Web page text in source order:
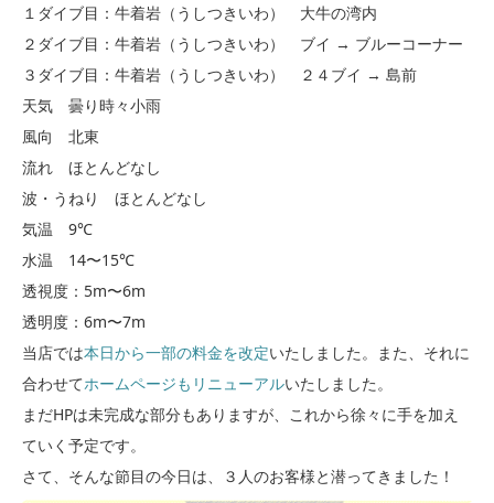
１ダイブ目：牛着岩（うしつきいわ） 大牛の湾内
２ダイブ目：牛着岩（うしつきいわ） ブイ → ブルーコーナー
３ダイブ目：牛着岩（うしつきいわ） ２４ブイ → 島前
天気 曇り時々小雨
風向 北東
流れ ほとんどなし
波・うねり ほとんどなし
気温 9℃
水温 14〜15℃
透視度：5m〜6m
透明度：6m〜7m
当店では本日から一部の料金を改定いたしました。また、それに
合わせてホームページもリニューアルいたしました。
まだHPは未完成な部分もありますが、これから徐々に手を加え
ていく予定です。
さて、そんな節目の今日は、３人のお客様と潜ってきました！